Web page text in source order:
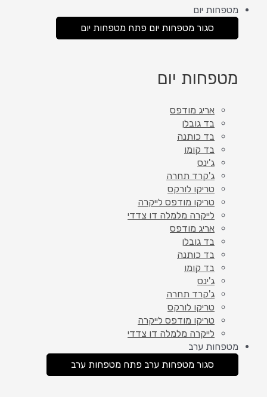
מטפחות יום
סגור מטפחות יום פתח מטפחות יום
מטפחות יום
אריג מודפס
בד גובלן
בד כותנה
בד קומו
ג'ינס
ג'קרד תחרה
טריקו לורקס
טריקו מודפס לייקרה
לייקרה מלמלה דו צדדי
אריג מודפס
בד גובלן
בד כותנה
בד קומו
ג'ינס
ג'קרד תחרה
טריקו לורקס
טריקו מודפס לייקרה
לייקרה מלמלה דו צדדי
מטפחות ערב
סגור מטפחות ערב פתח מטפחות ערב